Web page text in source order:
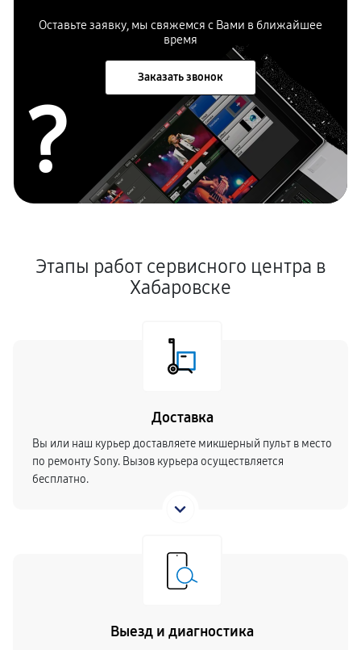
Оставьте заявку, мы свяжемся с Вами в ближайшее
время
Заказать звонок
?
Этапы работ сервисного центра в
Хабаровске
Доставка
Вы или наш курьер доставляете микшерный пульт в место
по ремонту Sony. Вызов курьера осуществляется
бесплатно.
Выезд и диагностика